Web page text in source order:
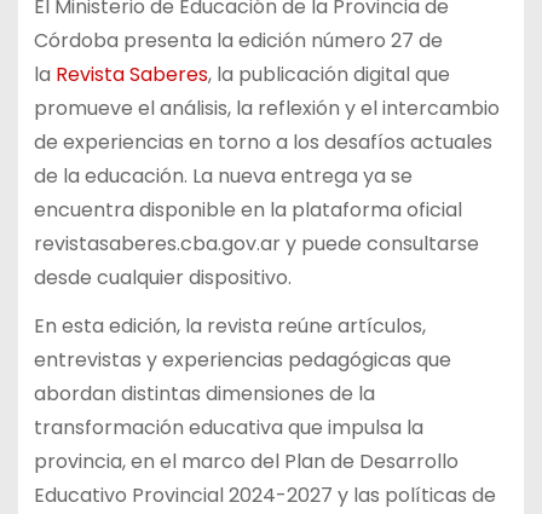
El Ministerio de Educación de la Provincia de
Córdoba presenta la edición número 27 de
la Revista Saberes, la publicación digital que
promueve el análisis, la reflexión y el intercambio
de experiencias en torno a los desafíos actuales
de la educación. La nueva entrega ya se
encuentra disponible en la plataforma oficial
revistasaberes.cba.gov.ar y puede consultarse
desde cualquier dispositivo.
En esta edición, la revista reúne artículos,
entrevistas y experiencias pedagógicas que
abordan distintas dimensiones de la
transformación educativa que impulsa la
provincia, en el marco del Plan de Desarrollo
Educativo Provincial 2024-2027 y las políticas de